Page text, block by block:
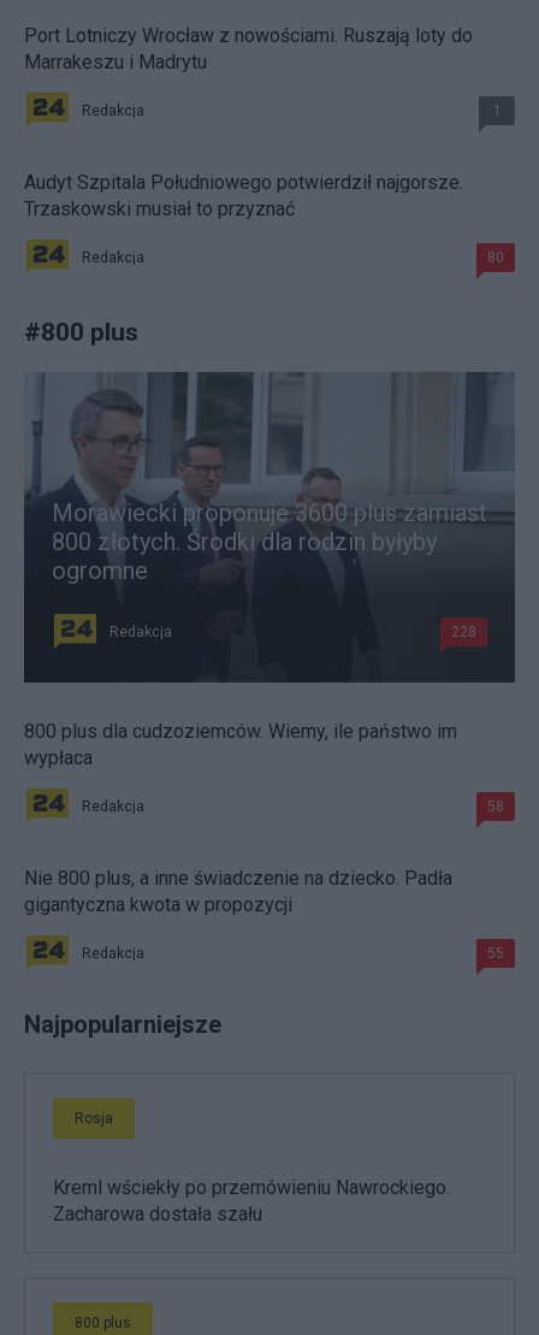
Port Lotniczy Wrocław z nowościami. Ruszają loty do
Marrakeszu i Madrytu
Redakcja 1
Audyt Szpitala Południowego potwierdził najgorsze.
Trzaskowski musiał to przyznać
Redakcja 80
#800 plus
Morawiecki proponuje 3600 plus zamiast
800 złotych. Środki dla rodzin byłyby
ogromne
Redakcja 228
800 plus dla cudzoziemców. Wiemy, ile państwo im
wypłaca
Redakcja 58
Nie 800 plus, a inne świadczenie na dziecko. Padła
gigantyczna kwota w propozycji
Redakcja 55
Najpopularniejsze
Rosja
Kreml wściekły po przemówieniu Nawrockiego.
Zacharowa dostała szału
800 plus